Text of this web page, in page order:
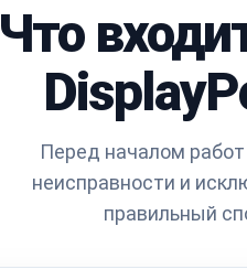
Что
Перед началом
неисправности и
правильный